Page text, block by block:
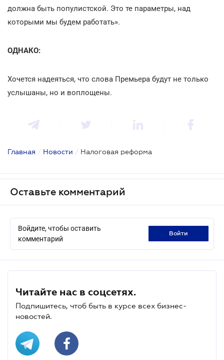
должна быть популистской. Это те параметры, над
которыми мы будем работать».
ОДНАКО:
Хочется надеяться, что слова Премьера будут не только
услышаны, но и воплощены.
Главная / Новости / Налоговая реформа
Оставьте комментарий
Войдите, чтобы оставить
комментарий
войти
Читайте нас в соцсетях.
Подпишитесь, чтоб быть в курсе всех бизнес-
новостей.